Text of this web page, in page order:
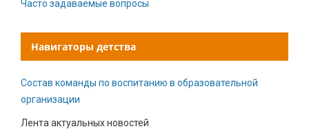
Часто задаваемые вопросы
Навигаторы детства
Состав команды по воспитанию в образовательной
организации
Лента актуальных новостей